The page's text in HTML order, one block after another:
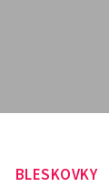
BLESKOVKY